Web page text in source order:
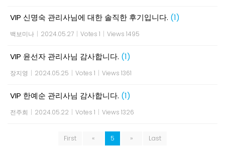
VIP 신명숙 관리사님에 대한 솔직한 후기입니다. (1)
백보미나 | 2024.05.27 | Votes 1 | Views 1495
VIP 윤선자 관리사님 감사합니다. (1)
장지영 | 2024.05.25 | Votes 1 | Views 1361
VIP 한예순 관리사님 감사합니다. (1)
전주희 | 2024.05.22 | Votes 1 | Views 1326
First « 5 » Last